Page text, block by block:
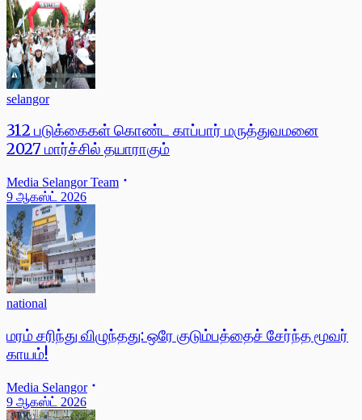
selangor
312 படுக்கைகள் கொண்ட காப்பார் மருத்துவமனை
2027 மார்ச்சில் தயாராகும்
Media Selangor Team
9 ஆகஸ்ட் 2026
national
மரம் சரிந்து விழுந்தது: ஒரே குடும்பத்தைச் சேர்ந்த மூவர்
காயம்!
Media Selangor
9 ஆகஸ்ட் 2026